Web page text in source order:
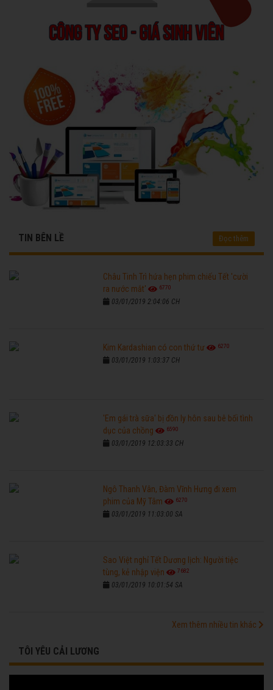
TIN BÊN LỀ Đọc thêm
Châu Tinh Trì hứa hẹn phim chiếu Tết 'cười
ra nước mắt'
6770
03/01/2019 2:04:06 CH
Kim Kardashian có con thứ tư 6270
03/01/2019 1:03:37 CH
'Em gái trà sữa' bị đồn ly hôn sau bê bối tình
dục của chồng
6590
03/01/2019 12:03:33 CH
Ngô Thanh Vân, Đàm Vĩnh Hưng đi xem
phim của Mỹ Tâm
6270
03/01/2019 11:03:00 SA
Sao Việt nghỉ Tết Dương lịch: Người tiệc
tùng, kẻ nhập viện
7682
03/01/2019 10:01:54 SA
Xem thêm nhiều tin khác
TÔI YÊU CẢI LƯƠNG